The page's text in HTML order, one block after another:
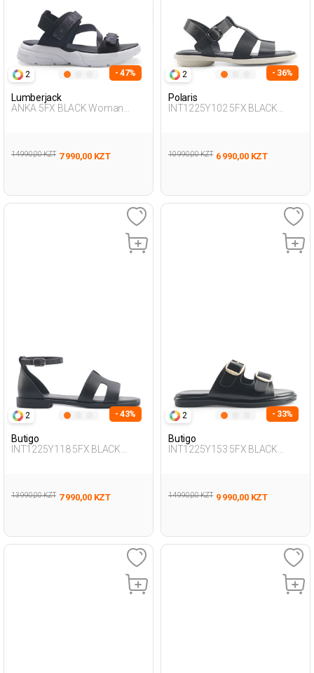
2 - 47%
Lumberjack
ANKA 5FX BLACK Woman
14 990,00 KZT 7 990,00 KZT
2 - 36%
Polaris
INT1225Y102 5FX BLACK
10 990,00 KZT 6 990,00 KZT
2 - 43%
Butigo
INT1225Y118 5FX BLACK
13 990,00 KZT 7 990,00 KZT
2 - 33%
Butigo
INT1225Y153 5FX BLACK
14 990,00 KZT 9 990,00 KZT